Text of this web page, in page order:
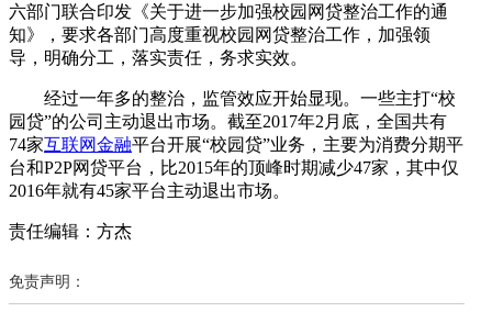
六部门联合印发《关于进一步加强校园网贷整治工作的通
知》，要求各部门高度重视校园网贷整治工作，加强领
导，明确分工，落实责任，务求实效。
经过一年多的整治，监管效应开始显现。一些主打“校
园贷”的公司主动退出市场。截至2017年2月底，全国共有
74家互联网金融平台开展“校园贷”业务，主要为消费分期平
台和P2P网贷平台，比2015年的顶峰时期减少47家，其中仅
2016年就有45家平台主动退出市场。
责任编辑：方杰
免责声明：